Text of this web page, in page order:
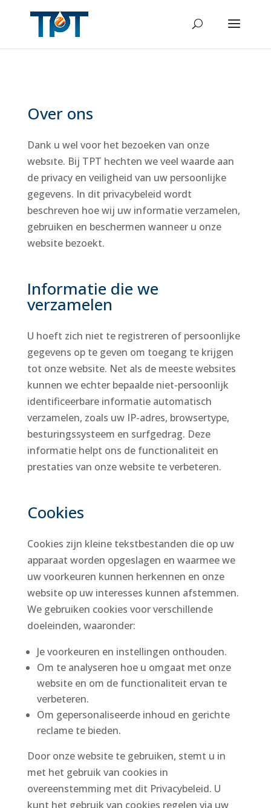
Over ons
Dank u wel voor het bezoeken van onze
websıte. Bij TPT hechten we veel waarde aan
de privacy en veiligheid van uw persoonlijke
gegevens. In dit privacybeleid wordt
beschreven hoe wij uw informatie verzamelen,
gebruiken en beschermen wanneer u onze
website bezoekt.
Informatie die we
verzamelen
U hoeft zich niet te registreren of persoonlijke
gegevens op te geven om toegang te krijgen
tot onze website. Net als de meeste websites
kunnen we echter bepaalde niet-persoonlijk
identificeerbare informatie automatisch
verzamelen, zoals uw IP-adres, browsertype,
besturingssysteem en surfgedrag. Deze
informatie helpt ons de functionaliteit en
prestaties van onze website te verbeteren.
Cookies
Cookies zijn kleine tekstbestanden die op uw
apparaat worden opgeslagen en waarmee we
uw voorkeuren kunnen herkennen en onze
website op uw interesses kunnen afstemmen.
We gebruiken cookies voor verschillende
doeleinden, waaronder:
Je voorkeuren en instellingen onthouden.
Om te analyseren hoe u omgaat met onze
website en om de functionaliteit ervan te
verbeteren.
Om gepersonaliseerde inhoud en gerichte
reclame te bieden.
Door onze website te gebruiken, stemt u in
met het gebruik van cookies in
overeenstemming met dit Privacybeleid. U
kunt het gebruik van cookies regelen via uw